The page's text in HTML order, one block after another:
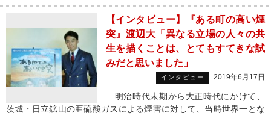
【インタビュー】『ある町の高い煙
突』渡辺大「異なる立場の人々の共
生を描くことは、とてもすてきな試
みだと思いました」
インタビュー 2019年6月17日
明治時代末期から大正時代にかけて、
茨城・日立鉱山の亜硫酸ガスによる煙害に対して、当時世界一とな